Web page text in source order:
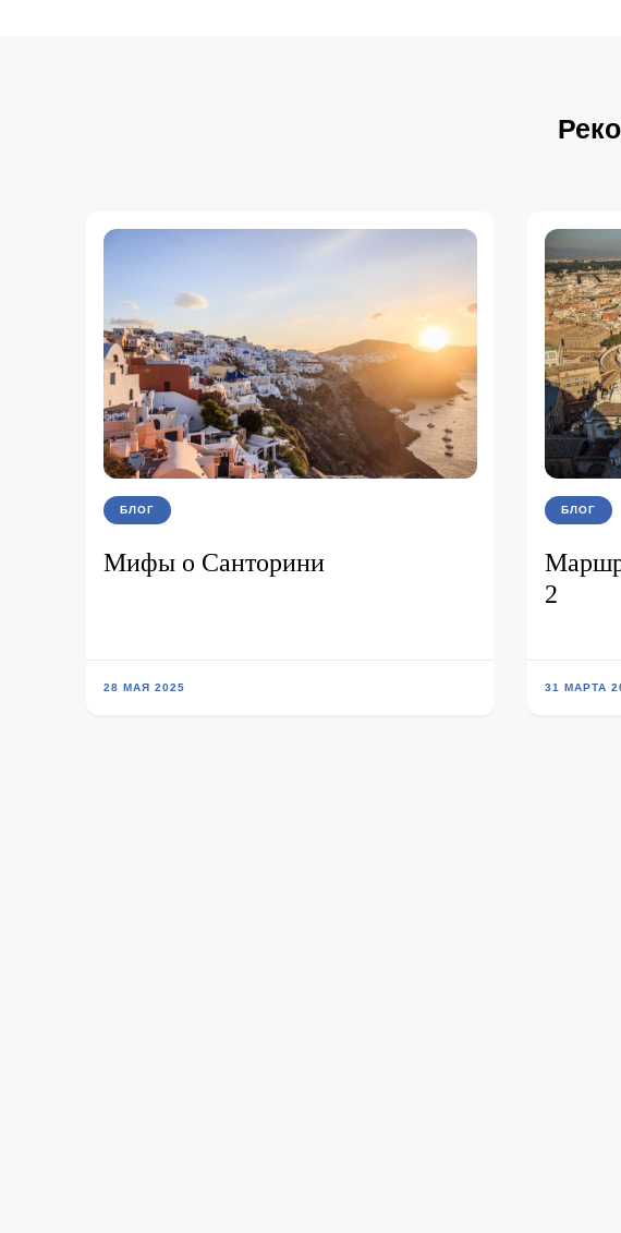
БЛОГ
Мифы о Санторини
28 МАЯ 2025
БЛОГ
2
31 МАРТА